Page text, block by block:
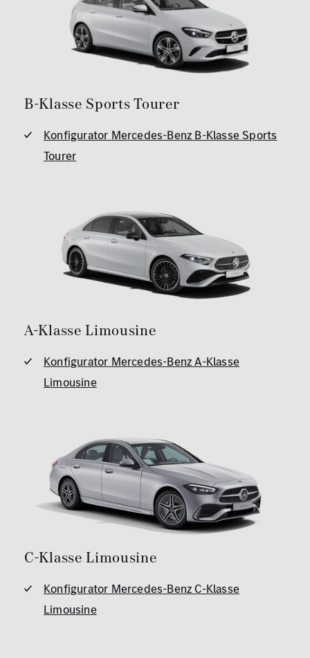
B-Klasse Sports Tourer
Konfigurator Mercedes-Benz B-Klasse Sports
Tourer
A-Klasse Limousine
Konfigurator Mercedes-Benz A-Klasse
Limousine
C-Klasse Limousine
Konfigurator Mercedes-Benz C-Klasse
Limousine